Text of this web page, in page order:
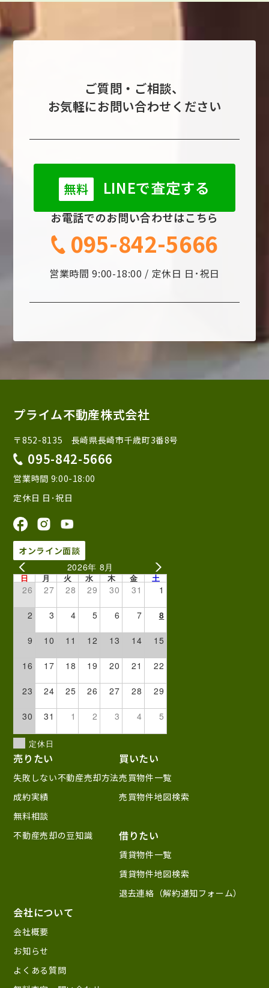
ご質問・ご相談、
お気軽にお問い合わせください
無料 LINEで査定する
お電話でのお問い合わせはこちら
095-842-5666
営業時間 9:00-18:00 / 定休日 日･祝日
プライム不動産株式会社
〒852-8135 長崎県長崎市千歳町3番8号
095-842-5666
営業時間 9:00-18:00
定休日 日･祝日
オンライン面談
2026年 8月
日 月 火 水 木 金 土
26 27 28 29 30 31 1
2 3 4 5 6 7 8
9 10 11 12 13 14 15
16 17 18 19 20 21 22
23 24 25 26 27 28 29
30 31 1 2 3 4 5
定休日
売りたい
失敗しない不動産売却方法
成約実績
無料相談
不動産売却の豆知識
買いたい
売買物件一覧
売買物件地図検索
借りたい
賃貸物件一覧
賃貸物件地図検索
退去連絡（解約通知フォーム）
会社について
会社概要
お知らせ
よくある質問